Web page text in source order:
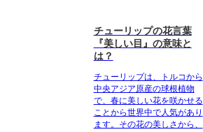
チューリップの花言葉
『美しい目』の意味と
は？
チューリップは、トルコから
中央アジア原産の球根植物
で、春に美しい花を咲かせる
ことから世界中で人気があり
ます。その花の美しさから、